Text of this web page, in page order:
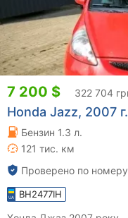
7 200 $ 322 704
Honda Jazz, 2007
Бензин 1.3 л.
121 тис. км
Проверено по
BH2477IH